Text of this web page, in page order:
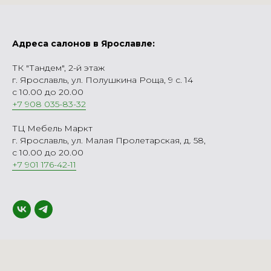
Адреса салонов в Ярославле:
ТК "Тандем", 2-й этаж
г. Ярославль, ул. Полушкина Роща, 9 с. 14
с 10.00 до 20.00
+7 908 035-83-32
ТЦ Мебель Маркт
г. Ярославль, ул. Малая Пролетарская, д. 58,
с 10.00 до 20.00
+7 901 176-42-11